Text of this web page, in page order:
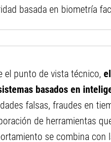
basada en biometría
el punto de vista técnico,
basados en
falsas, fraudes en
de herramientas
se combina con